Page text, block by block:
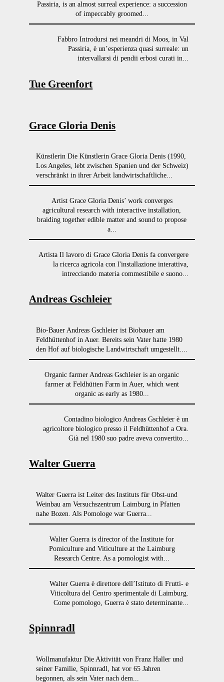
Passiria, is an almost surreal experience: a succession
of impeccably groomed...
Fabbro Introdursi nei meandri di Moos, in Val
Passiria, è un’esperienza quasi surreale: un
intervallarsi di pendii erbosi curati in...
Tue Greenfort
Grace Gloria Denis
Künstlerin Die Künstlerin Grace Gloria Denis (1990,
Los Angeles, lebt zwischen Spanien und der Schweiz)
verschränkt in ihrer Arbeit landwirtschaftliche...
Artist Grace Gloria Denis’ work converges
agricultural research with interactive installation,
braiding together edible matter and sound to propose
a...
Artista Il lavoro di Grace Gloria Denis fa convergere
la ricerca agricola con l'installazione interattiva,
intrecciando materia commestibile e suono...
Andreas Gschleier
Bio-Bauer Andreas Gschleier ist Biobauer am
Feldhüttenhof in Auer. Bereits sein Vater hatte 1980
den Hof auf biologische Landwirtschaft umgestellt....
Organic farmer Andreas Gschleier is an organic
farmer at Feldhütten Farm in Auer, which went
organic as early as 1980...
Contadino biologico Andreas Gschleier è un
agricoltore biologico presso il Feldhüttenhof a Ora.
Già nel 1980 suo padre aveva convertito...
Walter Guerra
Walter Guerra ist Leiter des Instituts für Obst-und
Weinbau am Versuchszentrum Laimburg in Pfatten
nahe Bozen. Als Pomologe war Guerra...
Walter Guerra is director of the Institute for
Pomiculture and Viticulture at the Laimburg
Research Centre. As a pomologist with...
Walter Guerra è direttore dell’Istituto di Frutti- e
Viticoltura del Centro sperimentale di Laimburg.
Come pomologo, Guerra è stato determinante...
Spinnradl
Wollmanufaktur Die Aktivität von Franz Haller und
seiner Familie, Spinnradl, hat vor 65 Jahren
begonnen, als sein Vater nach dem...